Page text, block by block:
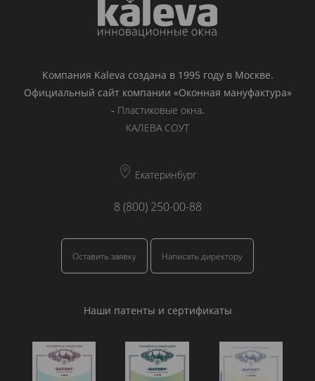
Компания Kaleva создана в 1995 году в Москве.
Официальный сайт компании «Оконная мануфактура»
- Пластиковые окна.
КАЛЕВА СОУТ
Екатеринбург
8 (800) 250-00-88
Оставить заявку Написать директору
Наши патенты и сертификаты